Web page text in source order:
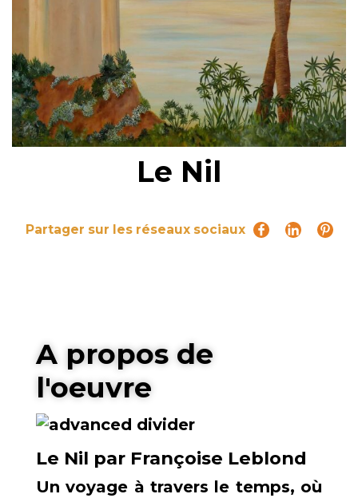
Le Nil
Partager sur les réseaux sociaux
A propos de
l'oeuvre
Le Nil par Françoise Leblond
Un voyage à travers le temps, où